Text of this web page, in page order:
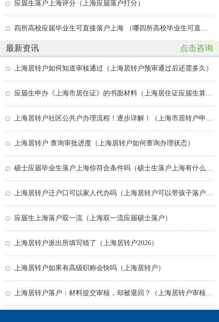
应届生落户上海评分（上海应届落户打分）
最新资讯 点击咨询
上海居转户如何知道审核通过（上海居转户预审通过后还需多久）
上海居转户 查询审批进度（上海居转户如何查询办理状态）
应届生上海落户双一流（上海双一流应届硕士落户）
上海居转户派出所填写错了（上海居转户2026）
上海居转户如果有高级职称会快吗（上海居转户）